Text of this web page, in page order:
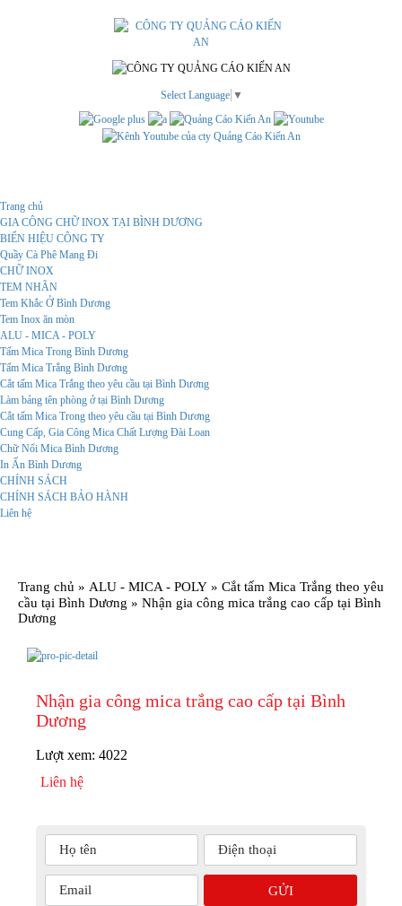
Select Language ▼
Trang chủ
GIA CÔNG CHỮ INOX TẠI BÌNH DƯƠNG
BIỂN HIỆU CÔNG TY
Quầy Cà Phê Mang Đi
CHỮ INOX
TEM NHÃN
Tem Khắc Ở Bình Dương
Tem Inox ăn mòn
ALU - MICA - POLY
Tấm Mica Trong Bình Dương
Tấm Mica Trắng Bình Dương
Cắt tấm Mica Trắng theo yêu cầu tại Bình Dương
Làm bảng tên phòng ở tại Bình Dương
Cắt tấm Mica Trong theo yêu cầu tại Bình Dương
Cung Cấp, Gia Công Mica Chất Lượng Đài Loan
Chữ Nổi Mica Bình Dương
In Ấn Bình Dương
CHÍNH SÁCH
CHÍNH SÁCH BẢO HÀNH
Liên hệ
Trang chủ » ALU - MICA - POLY » Cắt tấm Mica Trắng theo yêu
cầu tại Bình Dương » Nhận gia công mica trắng cao cấp tại Bình
Dương
Nhận gia công mica trắng cao cấp tại Bình
Dương
Lượt xem: 4022
Liên hệ